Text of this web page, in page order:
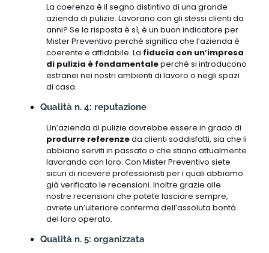
La coerenza è il segno distintivo di una grande
azienda di pulizie. Lavorano con gli stessi clienti da
anni? Se la risposta è sì, è un buon indicatore per
Mister Preventivo perché significa che l’azienda è
coerente e affidabile. La fiducia con un’impresa
di pulizia è fondamentaleperché si introducono
estranei nei nostri ambienti di lavoro o negli spazi
di casa.
Qualità n. 4: reputazione
Un’azienda di pulizie dovrebbe essere in grado di
produrre referenzeda clienti soddisfatti, sia che li
abbiano serviti in passato o che stiano attualmente
lavorando con loro. Con Mister Preventivo siete
sicuri di ricevere professionisti per i quali abbiamo
già verificato le recensioni. Inoltre grazie alle
nostre recensioni che potete lasciare sempre,
avrete un’ulteriore conferma dell’assoluta bontà
del loro operato.
Qualità n. 5: organizzata